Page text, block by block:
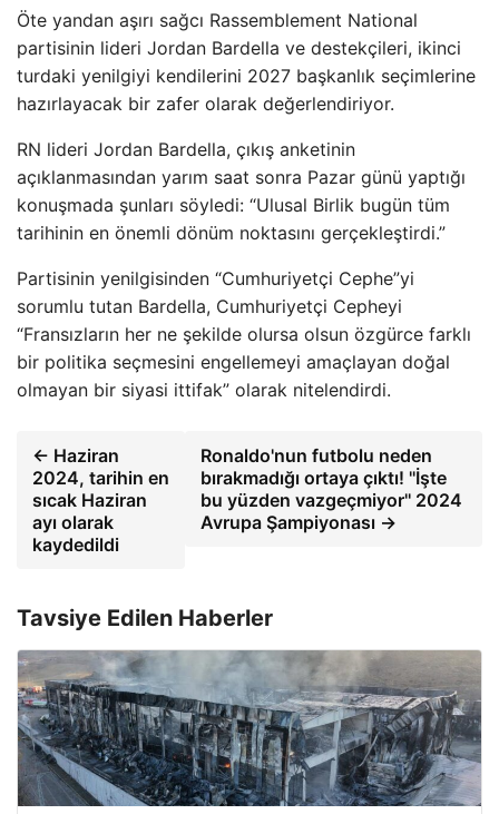
Öte yandan aşırı sağcı Rassemblement National
partisinin lideri Jordan Bardella ve destekçileri, ikinci
turdaki yenilgiyi kendilerini 2027 başkanlık seçimlerine
hazırlayacak bir zafer olarak değerlendiriyor.
RN lideri Jordan Bardella, çıkış anketinin
açıklanmasından yarım saat sonra Pazar günü yaptığı
konuşmada şunları söyledi: “Ulusal Birlik bugün tüm
tarihinin en önemli dönüm noktasını gerçekleştirdi.”
Partisinin yenilgisinden “Cumhuriyetçi Cephe”yi
sorumlu tutan Bardella, Cumhuriyetçi Cepheyi
“Fransızların her ne şekilde olursa olsun özgürce farklı
bir politika seçmesini engellemeyi amaçlayan doğal
olmayan bir siyasi ittifak” olarak nitelendirdi.
← Haziran
2024, tarihin en
sıcak Haziran
ayı olarak
kaydedildi
Ronaldo'nun futbolu neden
bırakmadığı ortaya çıktı! ''İşte
bu yüzden vazgeçmiyor'' 2024
Avrupa Şampiyonası →
Tavsiye Edilen Haberler